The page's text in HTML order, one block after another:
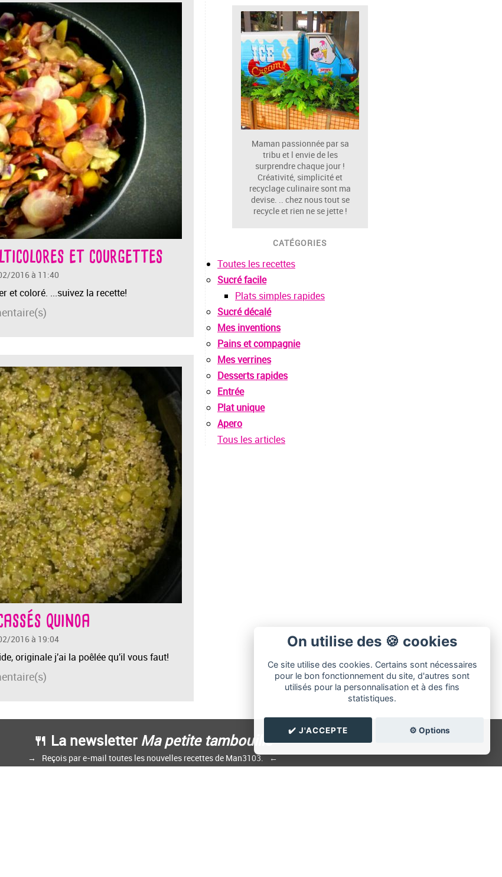
et courgettes
2016 à 11:40
et coloré. ...suivez la recette!
quinoa
2016 à 19:04
originale j'ai la poêlée qu'il vous faut!
Maman passionnée par sa
tribu et l envie de les
surprendre chaque jour !
Créativité, simplicité et
recyclage culinaire sont ma
devise. .. chez nous tout se
recycle et rien ne se jette !
CATÉGORIES
Toutes les recettes
Sucré facile
Plats simples rapides
Sucré décalé
Mes inventions
Pains et compagnie
Mes verrines
Desserts rapides
Entrée
Plat unique
Apero
Tous les articles
On utilise des 🍪 cookies
Ce site utilise des cookies. Certains sont nécessaires
pour le bon fonctionnement du site, d'autres sont
utilisés pour la personnalisation et à des fins
statistiques.
✔️ J'ACCEPTE ⚙️ Options
🍴 La newsletter Ma petite tambouille
Reçois par e-mail toutes les nouvelles recettes de Man3103.